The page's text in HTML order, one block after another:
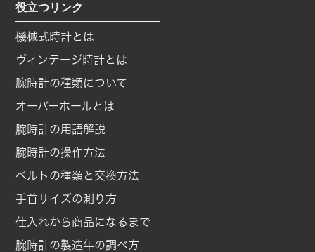
役立つリンク
機械式時計とは
ヴィンテージ時計とは
腕時計の種類について
オーバーホールとは
腕時計の用語解説
腕時計の操作方法
ベルトの種類と交換方法
手首サイズの測り方
仕入れから商品になるまで
腕時計の製造年の調べ方